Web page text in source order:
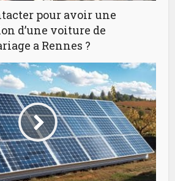
pour avoir une
d’une voiture de
a Rennes ?